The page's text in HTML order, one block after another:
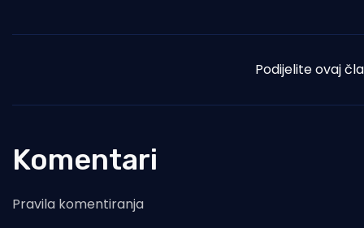
Podijelite ovaj
Komentari
Pravila komentiranja